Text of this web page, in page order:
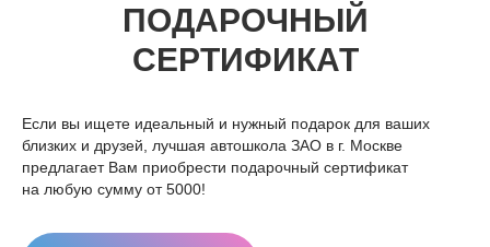
ПОДАРОЧНЫЙ
СЕРТИФИКАТ
Если вы ищете идеальный и нужный подарок для ваших
близких и друзей, лучшая автошкола ЗАО в г. Москве
предлагает Вам приобрести подарочный сертификат
на любую сумму от 5000!